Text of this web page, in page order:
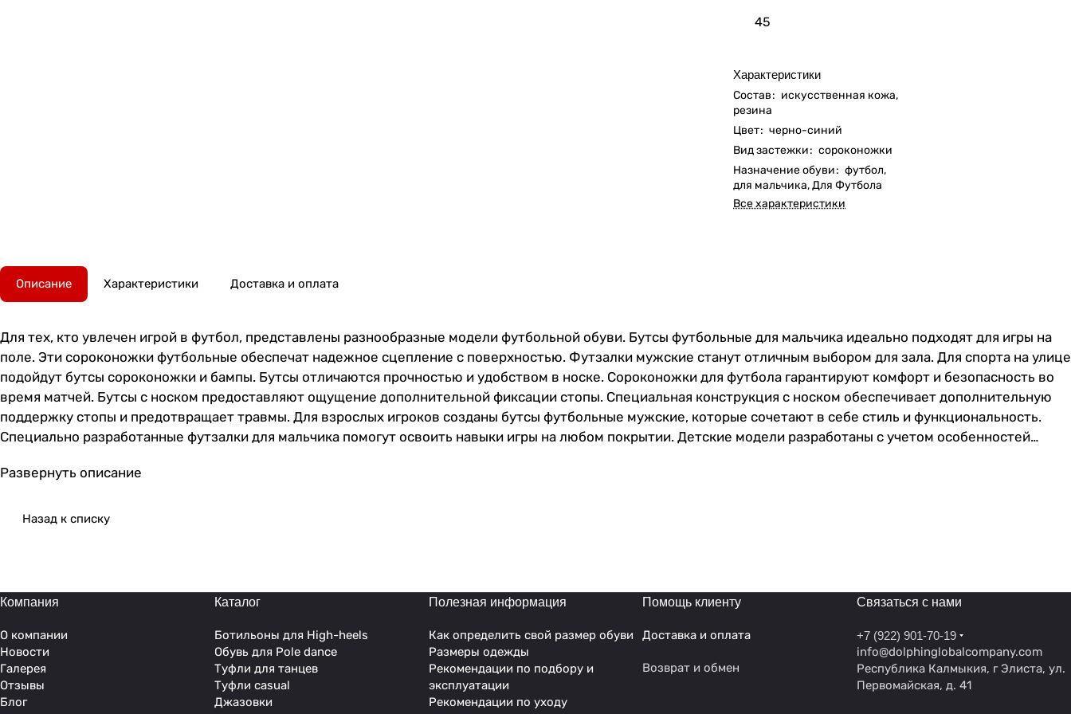
45
Характеристики
Состав: искусственная кожа,
резина
Цвет: черно-синий
Вид застежки: сороконожки
Назначение обуви: футбол,
для мальчика, Для Футбола
Все характеристики
Описание Характеристики Доставка и оплата
Для тех, кто увлечен игрой в футбол, представлены разнообразные модели футбольной обуви. Бутсы футбольные для мальчика идеально подходят для игры на
поле. Эти сороконожки футбольные обеспечат надежное сцепление с поверхностью. Футзалки мужские станут отличным выбором для зала. Для спорта на улице
подойдут бутсы сороконожки и бампы. Бутсы отличаются прочностью и удобством в носке. Сороконожки для футбола гарантируют комфорт и безопасность во
время матчей. Бутсы с носком предоставляют ощущение дополнительной фиксации стопы. Специальная конструкция с носком обеспечивает дополнительную
поддержку стопы и предотвращает травмы. Для взрослых игроков созданы бутсы футбольные мужские, которые сочетают в себе стиль и функциональность.
Специально разработанные футзалки для мальчика помогут освоить навыки игры на любом покрытии. Детские модели разработаны с учетом особенностей
покорения футбольных полей и спортивных площадок станут отличным выбором для мальчиков и мужчин. Сороконожки футбольные обеспечивают оптимальное
амортизацией, что позволяет снизить утомляемость ног во время тренировок и матчей. Они имеют удобную шнуровку, которая обеспечивает плотное
что позволяет играть на высоком уровне и достигать своих спортивных целей.
Развернуть описание
Назад к списку
Компания
О компании
Новости
Галерея
Отзывы
Блог
Каталог
Ботильоны для High-heels
Обувь для Pole dance
Туфли для танцев
Туфли casual
Джазовки
Полезная информация
Как определить свой размер обуви
Размеры одежды
Рекомендации по подбору и
эксплуатации
Рекомендации по уходу
Помощь клиенту
Доставка и оплата
Возврат и обмен
Связаться с нами
+7 (922) 901-70-19
info@dolphinglobalcompany.com
Республика Калмыкия, г Элиста, ул.
Первомайская, д. 41